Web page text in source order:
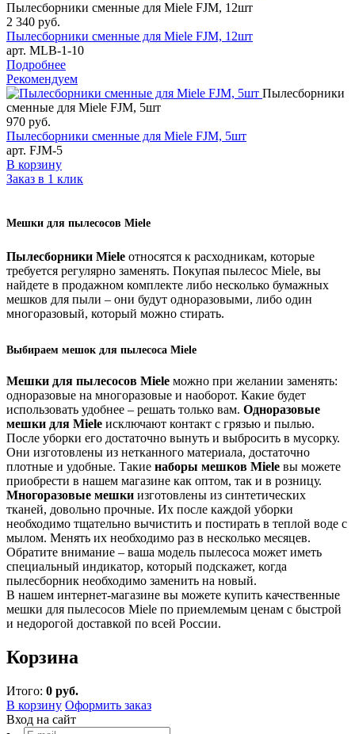
Пылесборники сменные для Miele FJM, 12шт
2 340 руб.
Пылесборники сменные для Miele FJM, 12шт
арт. MLB-1-10
Подробнее
Рекомендуем
Пылесборники
сменные для Miele FJM, 5шт
970 руб.
Пылесборники сменные для Miele FJM, 5шт
арт. FJM-5
В корзину
Заказ в 1 клик
Мешки для пылесосов Miele
Пылесборники Miele относятся к расходникам, которые
требуется регулярно заменять. Покупая пылесос Miele, вы
найдете в продажном комплекте либо несколько бумажных
мешков для пыли – они будут одноразовыми, либо один
многоразовый, который можно стирать.
Выбираем мешок для пылесоса Miele
Мешки для пылесосов Miele можно при желании заменять:
одноразовые на многоразовые и наоборот. Какие будет
использовать удобнее – решать только вам. Одноразовые
мешки для Miele исключают контакт с грязью и пылью.
После уборки его достаточно вынуть и выбросить в мусорку.
Они изготовлены из нетканного материала, достаточно
плотные и удобные. Такие наборы мешков Miele вы можете
приобрести в нашем магазине как оптом, так и в розницу.
Многоразовые мешки изготовлены из синтетических
тканей, довольно прочные. Их после каждой уборки
необходимо тщательно вычистить и постирать в теплой воде с
мылом. Менять их необходимо раз в несколько месяцев.
Обратите внимание – ваша модель пылесоса может иметь
специальный индикатор, который подскажет, когда
пылесборник необходимо заменить на новый.
В нашем интернет-магазине вы можете купить качественные
мешки для пылесосов Miele по приемлемым ценам с быстрой
и недорогой доставкой по всей России.
Корзина
Итого: 0 руб.
В корзину Оформить заказ
Вход на сайт